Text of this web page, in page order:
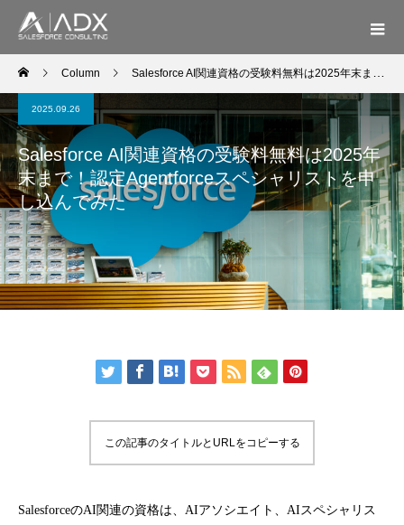
Column Salesforce AI関連資格の受験料無料は2025年末まで！認定Agentforceスペシャリストを申し込んでみた
2025.09.26
Salesforce AI関連資格の受験料無料は2025年
末まで！認定Agentforceスペシャリストを申
し込んでみた
この記事のタイトルとURLをコピーする
SalesforceのAI関連の資格は、AIアソシエイト、AIスペシャリス